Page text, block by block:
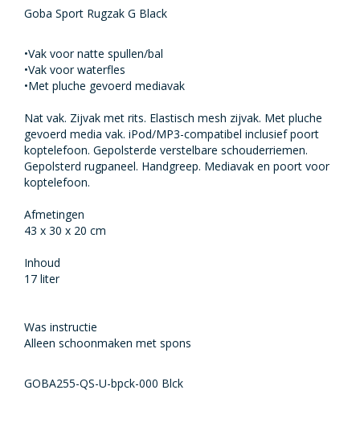
Goba Sport Rugzak G Black
•Vak voor natte spullen/bal
•Vak voor waterfles
•Met pluche gevoerd mediavak
Nat vak. Zijvak met rits. Elastisch mesh zijvak. Met pluche
gevoerd media vak. iPod/MP3-compatibel inclusief poort
koptelefoon. Gepolsterde verstelbare schouderriemen.
Gepolsterd rugpaneel. Handgreep. Mediavak en poort voor
koptelefoon.
Afmetingen
43 x 30 x 20 cm
Inhoud
17 liter
Was instructie
Alleen schoonmaken met spons
GOBA255-QS-U-bpck-000 Blck